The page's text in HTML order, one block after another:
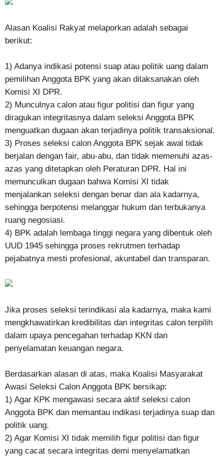
Alasan Koalisi Rakyat melaporkan adalah sebagai
berikut:
1) Adanya indikasi potensi suap atau politik uang dalam
pemilihan Anggota BPK yang akan dilaksanakan oleh
Komisi XI DPR.
2) Munculnya calon atau figur politisi dan figur yang
diragukan integritasnya dalam seleksi Anggota BPK
menguatkan dugaan akan terjadinya politik transaksional.
3) Proses seleksi calon Anggota BPK sejak awal tidak
berjalan dengan fair, abu-abu, dan tidak memenuhi azas-
azas yang ditetapkan oleh Peraturan DPR. Hal ini
memunculkan dugaan bahwa Komisi XI tidak
menjalankan seleksi dengan benar dan ala kadarnya,
sehingga berpotensi melanggar hukum dan terbukanya
ruang negosiasi.
4) BPK adalah lembaga tinggi negara yang dibentuk oleh
UUD 1945 sehingga proses rekrutmen terhadap
pejabatnya mesti profesional, akuntabel dan transparan.
Jika proses seleksi terindikasi ala kadarnya, maka kami
mengkhawatirkan kredibilitas dan integritas calon terpilih
dalam upaya pencegahan terhadap KKN dan
penyelamatan keuangan negara.
Berdasarkan alasan di atas, maka Koalisi Masyarakat
Awasi Seleksi Calon Anggota BPK bersikap:
1) Agar KPK mengawasi secara aktif seleksi calon
Anggota BPK dan memantau indikasi terjadinya suap dan
politik uang.
2) Agar Komisi XI tidak memilih figur politisi dan figur
yang cacat secara integritas demi menyelamatkan